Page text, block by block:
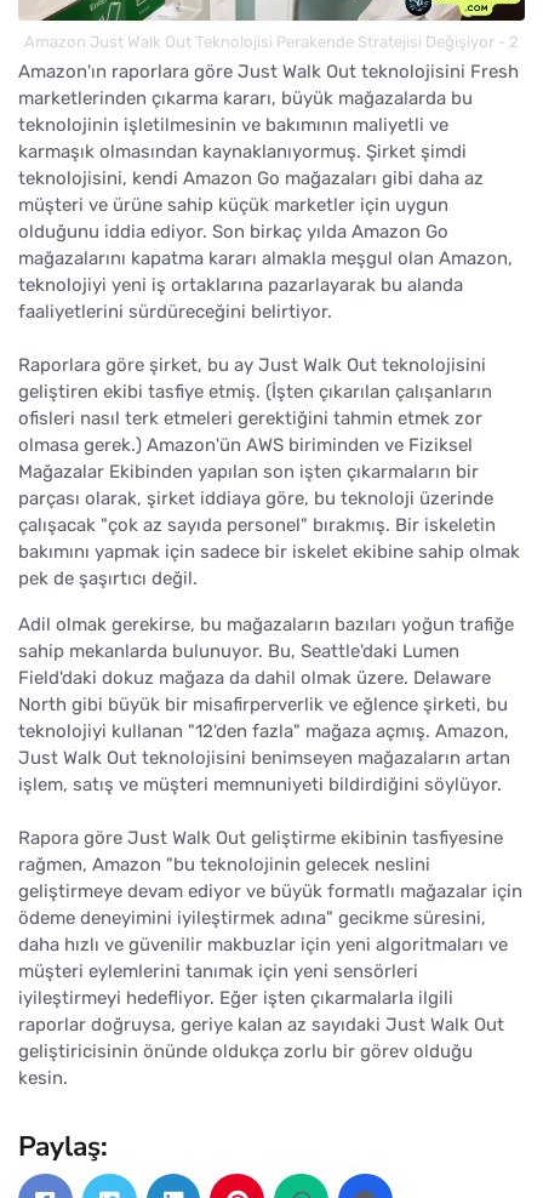
Amazon Just Walk Out Teknolojisi Perakende Stratejisi Değişiyor - 2
Amazon'ın raporlara göre Just Walk Out teknolojisini Fresh
marketlerinden çıkarma kararı, büyük mağazalarda bu
teknolojinin işletilmesinin ve bakımının maliyetli ve
karmaşık olmasından kaynaklanıyormuş. Şirket şimdi
teknolojisini, kendi Amazon Go mağazaları gibi daha az
müşteri ve ürüne sahip küçük marketler için uygun
olduğunu iddia ediyor. Son birkaç yılda Amazon Go
mağazalarını kapatma kararı almakla meşgul olan Amazon,
teknolojiyi yeni iş ortaklarına pazarlayarak bu alanda
faaliyetlerini sürdüreceğini belirtiyor.
Raporlara göre şirket, bu ay Just Walk Out teknolojisini
geliştiren ekibi tasfiye etmiş. (İşten çıkarılan çalışanların
ofisleri nasıl terk etmeleri gerektiğini tahmin etmek zor
olmasa gerek.) Amazon'ün AWS biriminden ve Fiziksel
Mağazalar Ekibinden yapılan son işten çıkarmaların bir
parçası olarak, şirket iddiaya göre, bu teknoloji üzerinde
çalışacak "çok az sayıda personel" bırakmış. Bir iskeletin
bakımını yapmak için sadece bir iskelet ekibine sahip olmak
pek de şaşırtıcı değil.
Adil olmak gerekirse, bu mağazaların bazıları yoğun trafiğe
sahip mekanlarda bulunuyor. Bu, Seattle'daki Lumen
Field'daki dokuz mağaza da dahil olmak üzere. Delaware
North gibi büyük bir misafirperverlik ve eğlence şirketi, bu
teknolojiyi kullanan "12'den fazla" mağaza açmış. Amazon,
Just Walk Out teknolojisini benimseyen mağazaların artan
işlem, satış ve müşteri memnuniyeti bildirdiğini söylüyor.
Rapora göre Just Walk Out geliştirme ekibinin tasfiyesine
rağmen, Amazon "bu teknolojinin gelecek neslini
geliştirmeye devam ediyor ve büyük formatlı mağazalar için
ödeme deneyimini iyileştirmek adına" gecikme süresini,
daha hızlı ve güvenilir makbuzlar için yeni algoritmaları ve
müşteri eylemlerini tanımak için yeni sensörleri
iyileştirmeyi hedefliyor. Eğer işten çıkarmalarla ilgili
raporlar doğruysa, geriye kalan az sayıdaki Just Walk Out
geliştiricisinin önünde oldukça zorlu bir görev olduğu
kesin.
Paylaş: